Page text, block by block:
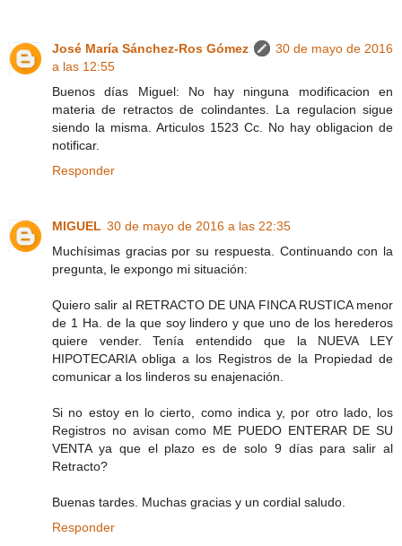
José María Sánchez-Ros Gómez
30 de mayo de 2016
a las 12:55
Buenos días Miguel: No hay ninguna modificacion en
materia de retractos de colindantes. La regulacion sigue
siendo la misma. Articulos 1523 Cc. No hay obligacion de
notificar.
Responder
MIGUEL 30 de mayo de 2016 a las 22:35
Muchísimas gracias por su respuesta. Continuando con la
pregunta, le expongo mi situación:
Quiero salir al RETRACTO DE UNA FINCA RUSTICA menor
de 1 Ha. de la que soy lindero y que uno de los herederos
quiere vender. Tenía entendido que la NUEVA LEY
HIPOTECARIA obliga a los Registros de la Propiedad de
comunicar a los linderos su enajenación.
Si no estoy en lo cierto, como indica y, por otro lado, los
Registros no avisan como ME PUEDO ENTERAR DE SU
VENTA ya que el plazo es de solo 9 días para salir al
Retracto?
Buenas tardes. Muchas gracias y un cordial saludo.
Responder